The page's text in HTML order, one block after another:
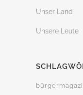
Unser Land
Unsere Leute